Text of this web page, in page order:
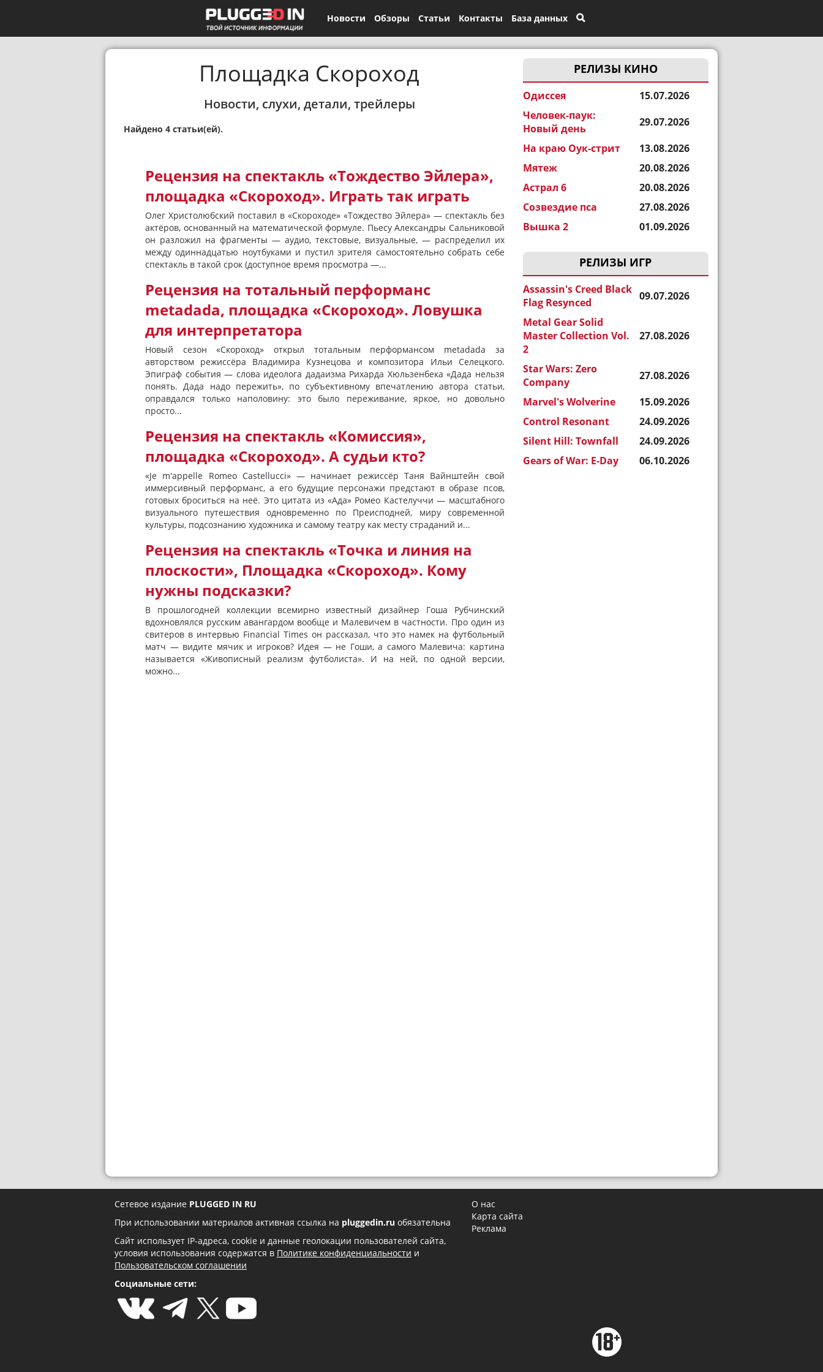
Новости Обзоры Статьи Контакты База данных
РЕЛИЗЫ КИНО
Одиссея
15.07.2026
Человек-паук:
Новый день
29.07.2026
На краю Оук-стрит
13.08.2026
Мятеж
20.08.2026
Астрал 6
20.08.2026
Созвездие пса
27.08.2026
Вышка 2
01.09.2026
РЕЛИЗЫ ИГР
Assassin's Creed Black
Flag Resynced
09.07.2026
Metal Gear Solid
Master Collection Vol.
2
27.08.2026
Star Wars: Zero
Company
27.08.2026
Marvel's Wolverine
15.09.2026
Control Resonant
24.09.2026
Silent Hill: Townfall
24.09.2026
Gears of War: E-Day
06.10.2026
Площадка Скороход
Новости, слухи, детали, трейлеры
Найдено 4 статьи(ей).
Рецензия на спектакль «Тождество Эйлера»,
площадка «Скороход». Играть так играть
Олег Христолюбский поставил в «Скороходе» «Тождество Эйлера» — спектакль без
актёров, основанный на математической формуле. Пьесу Александры Сальниковой
он разложил на фрагменты — аудио, текстовые, визуальные, — распределил их
между одиннадцатью ноутбуками и пустил зрителя самостоятельно собрать себе
спектакль в такой срок (доступное время просмотра —...
Рецензия на тотальный перформанс
metadada, площадка «Скороход». Ловушка
для интерпретатора
Новый сезон «Скороход» открыл тотальным перформансом metadada за
авторством режиссёра Владимира Кузнецова и композитора Ильи Селецкого.
Эпиграф события — слова идеолога дадаизма Рихарда Хюльзенбека «Дада нельзя
понять. Дада надо пережить», по субъективному впечатлению автора статьи,
оправдался только наполовину: это было переживание, яркое, но довольно
просто...
Рецензия на спектакль «Комиссия»,
площадка «Скороход». А судьи кто?
«Je m'appelle Romeo Castellucci» — начинает режиссёр Таня Вайнштейн свой
иммерсивный перформанс, а его будущие персонажи предстают в образе псов,
готовых броситься на неё. Это цитата из «Ада» Ромео Кастелуччи — масштабного
визуального путешествия одновременно по Преисподней, миру современной
культуры, подсознанию художника и самому театру как месту страданий и...
Рецензия на спектакль «Точка и линия на
плоскости», Площадка «Скороход». Кому
нужны подсказки?
В прошлогодней коллекции всемирно известный дизайнер Гоша Рубчинский
вдохновлялся русским авангардом вообще и Малевичем в частности. Про один из
свитеров в интервью Financial Times он рассказал, что это намек на футбольный
матч — видите мячик и игроков? Идея — не Гоши, а самого Малевича: картина
называется «Живописный реализм футболиста». И на ней, по одной версии,
можно...
Сетевое издание PLUGGED IN RU
При использовании материалов активная ссылка на pluggedin.ru обязательна
Сайт использует IP-адреса, cookie и данные геолокации пользователей сайта,
условия использования содержатся в Политике конфиденциальности и
Пользовательском соглашении
Социальные сети:
О нас
Карта сайта
Реклама